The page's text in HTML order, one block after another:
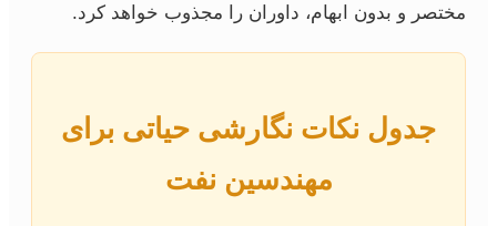
مختصر و بدون ابهام، داوران را مجذوب خواهد کرد.
جدول نکات نگارشی حیاتی برای
مهندسین نفت